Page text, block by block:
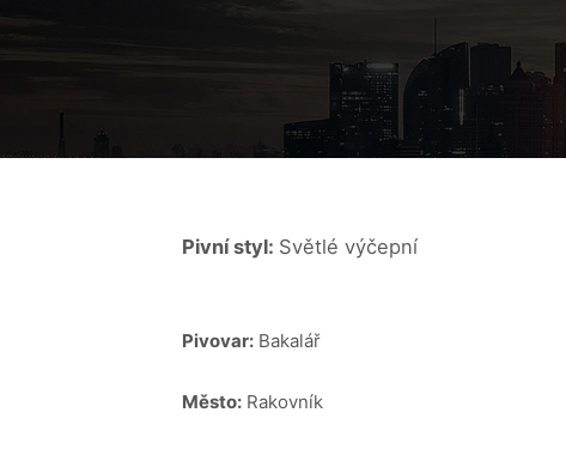
Pivní styl: Světlé výčepní
Pivovar: Bakalář
Město: Rakovník